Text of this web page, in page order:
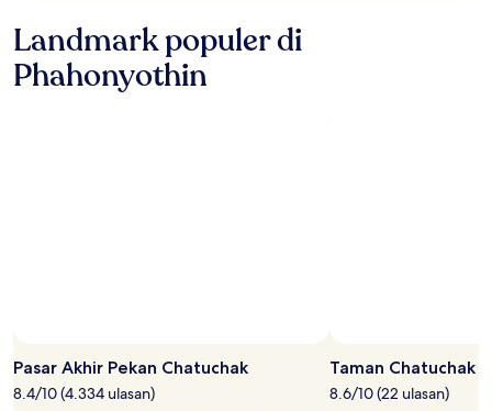
Landmark populer di
Phahonyothin
Pasar Akhir Pekan Chatuchak
8.4/10 (4.334 ulasan)
Taman Chatuchak
8.6/10 (22 ulasan)